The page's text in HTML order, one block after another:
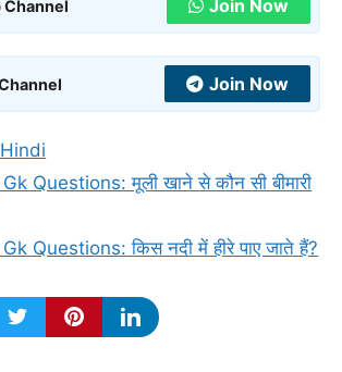
Join Now
Join Now
Questions: मूली खाने से कौन सी बीमारी
Questions: किस नदी में हीरे पाए जाते हैं?